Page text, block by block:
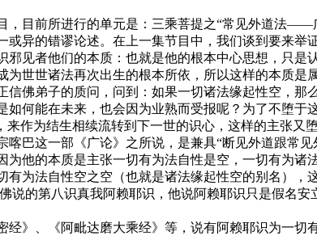
目前所进行的单元是：三乘菩提之“常见外道法——
的错谬论述。在上一集节目中，我们谈到要来举
见者他们的本质：也就是他的根本中心思想，只
世世诸法再次出生的根本所依，所以这样的本质是
弟子的质问，问到：如果一切诸法缘起性空，那
何能在未来，也会因为业熟而受报呢？为了不堕
作为结生相续流转到下一世的识心，这样的主张又
巴这一部《广论》之所说，是兼具“断见外道跟常见
的本质是主张一切有为法自性是空，一切有为诸
为法自性空之空（也就是诸法缘起性空的别名）
的第八识真我阿赖耶识，他说阿赖耶识只是假名
、《阿毗达磨大乘经》等，说有阿赖耶识为一切